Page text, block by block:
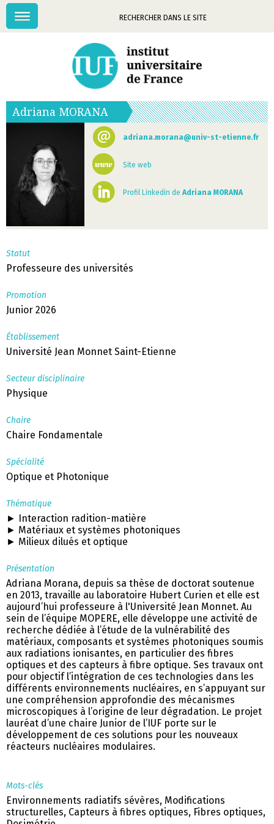
Mots-
Menu
Adriana MORANA
adriana.morana@univ-st-etienne.fr
Site web
Profil Linkedin deAdriana MORANA
Statut
Professeure des universités
Promotion
Junior 2026
Établissement
Université Jean Monnet Saint-Etienne
Secteur disciplinaire
Physique
Chaire
Chaire Fondamentale
Spécialité
Optique et Photonique
Thématique
► Interaction radition-matière
► Matériaux et systèmes photoniques
► Milieux dilués et optique
Présentation
Adriana Morana, depuis sa thèse de doctorat soutenue
en 2013, travaille au laboratoire Hubert Curien et elle est
aujourd’hui professeure à l'Université Jean Monnet. Au
sein de l’équipe MOPERE, elle développe une activité de
recherche dédiée à l’étude de la vulnérabilité des
matériaux, composants et systèmes photoniques soumis
aux radiations ionisantes, en particulier des fibres
optiques et des capteurs à fibre optique. Ses travaux ont
pour objectif l’intégration de ces technologies dans les
différents environnements nucléaires, en s’appuyant sur
une compréhension approfondie des mécanismes
microscopiques à l’origine de leur dégradation. Le projet
lauréat d’une chaire Junior de l’IUF porte sur le
développement de ces solutions pour les nouveaux
réacteurs nucléaires modulaires.
Mots-clés
Environnements radiatifs sévères, Modifications
structurelles, Capteurs à fibres optiques, Fibres optiques,